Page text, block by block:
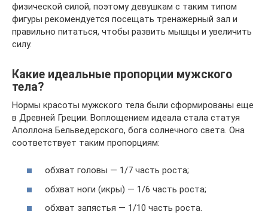
физической силой, поэтому девушкам с таким типом
фигуры рекомендуется посещать тренажерный зал и
правильно питаться, чтобы развить мышцы и увеличить
силу.
Какие идеальные пропорции мужского
тела?
Нормы красоты мужского тела были сформированы еще
в Древней Греции. Воплощением идеала стала статуя
Аполлона Бельведерского, бога солнечного света. Она
соответствует таким пропорциям:
обхват головы — 1/7 часть роста;
обхват ноги (икры) — 1/6 часть роста;
обхват запястья — 1/10 часть роста.